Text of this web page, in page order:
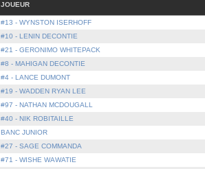
JOUEUR
#13 - WYNSTON ISERHOFF
#10 - LENIN DECONTIE
#21 - GERONIMO WHITEPACK
#8 - MAHIGAN DECONTIE
#4 - LANCE DUMONT
#19 - WADDEN RYAN LEE
#97 - NATHAN MCDOUGALL
#40 - NIK ROBITAILLE
BANC JUNIOR
#27 - SAGE COMMANDA
#71 - WISHE WAWATIE